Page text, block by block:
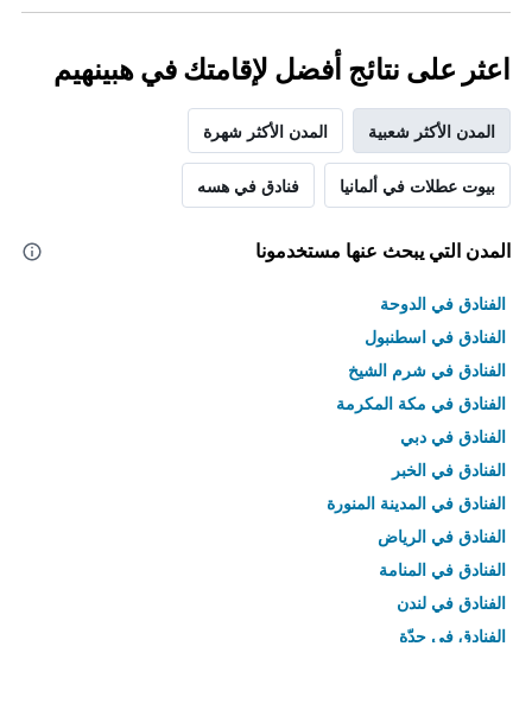
اعثر على نتائج أفضل لإقامتك في هبينهيم
المدن الأكثر شعبية المدن الأكثر شهرة
بيوت عطلات في ألمانيا فنادق في هسه
المدن التي يبحث عنها مستخدمونا
الفنادق في الدوحة
الفنادق في اسطنبول
الفنادق في شرم الشيخ
الفنادق في مكة المكرمة
الفنادق في دبي
الفنادق في الخبر
الفنادق في المدينة المنورة
الفنادق في الرياض
الفنادق في المنامة
الفنادق في لندن
الفنادق في جدّة